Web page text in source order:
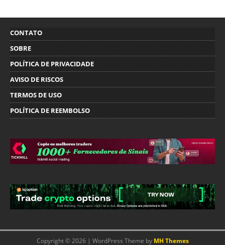
CONTATO
SOBRE
POLÍTICA DE PRIVACIDADE
AVISO DE RISCOS
TERMOS DE USO
POLÍTICA DE REEMBOLSO
Copyright © 2026 | WordPress Theme by MH Themes